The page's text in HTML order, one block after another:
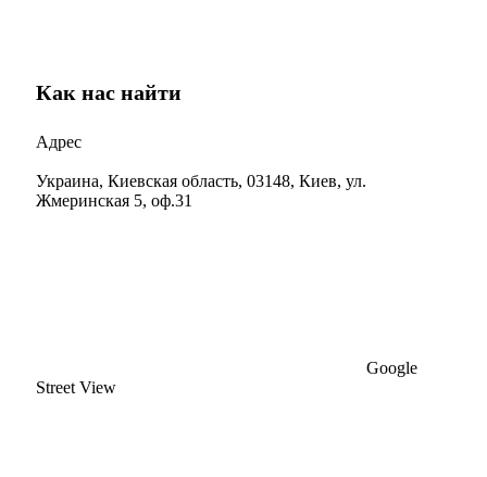
Как нас найти
Адрес
Украина, Киевская область, 03148, Киев, ул.
Жмеринская 5, оф.31
Google
Street View